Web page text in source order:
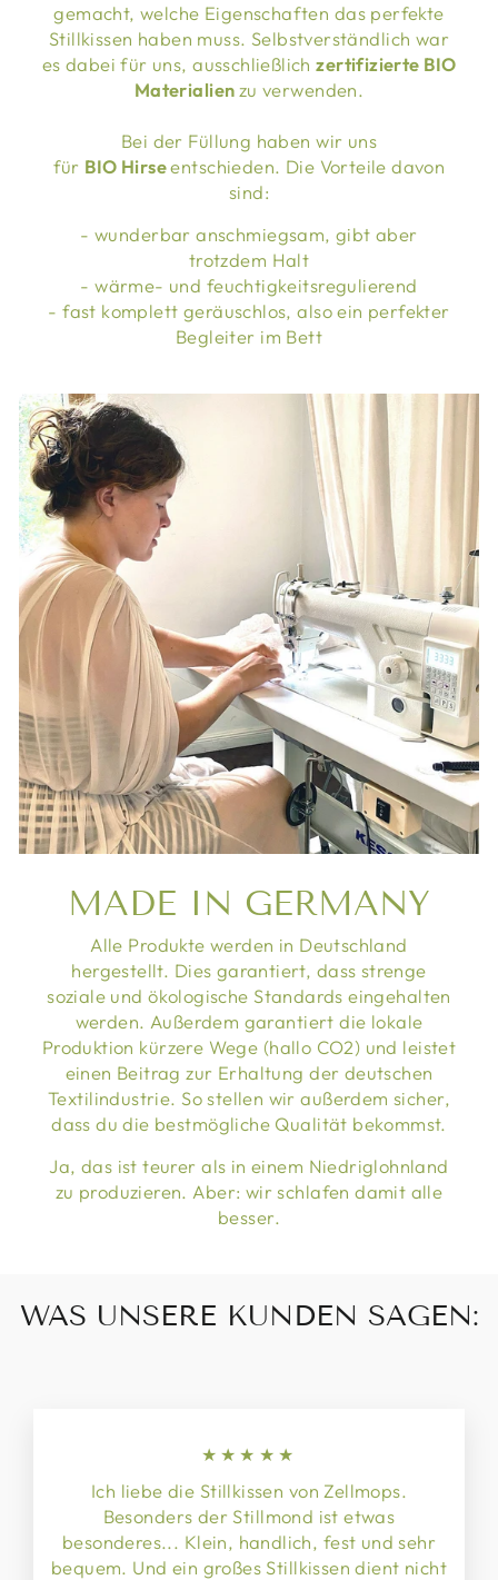
gemacht, welche Eigenschaften das perfekte
Stillkissen haben muss. Selbstverständlich war
es dabei für uns, ausschließlichzertifizierte BIO
Materialienzu verwenden.
Bei der Füllung haben wir uns
für BIO Hirseentschieden. Die Vorteile davon
sind:
- wunderbar anschmiegsam, gibt aber
trotzdem Halt
- wärme- und feuchtigkeitsregulierend
- fast komplett geräuschlos, also ein perfekter
Begleiter im Bett
MADE IN GERMANY
Alle Produkte werden in Deutschland
hergestellt. Dies garantiert, dass strenge
soziale und ökologische Standards eingehalten
werden. Außerdem garantiert die lokale
Produktion kürzere Wege (hallo CO2) und leistet
einen Beitrag zur Erhaltung der deutschen
Textilindustrie. So stellen wir außerdem sicher,
dass du die bestmögliche Qualität bekommst.
Ja, das ist teurer als in einem Niedriglohnland
zu produzieren. Aber: wir schlafen damit alle
besser.
WAS UNSERE KUNDEN SAGEN:
★★★★★
Ich liebe die Stillkissen von Zellmops.
Besonders der Stillmond ist etwas
besonderes... Klein, handlich, fest und sehr
bequem. Und ein großes Stillkissen dient nicht